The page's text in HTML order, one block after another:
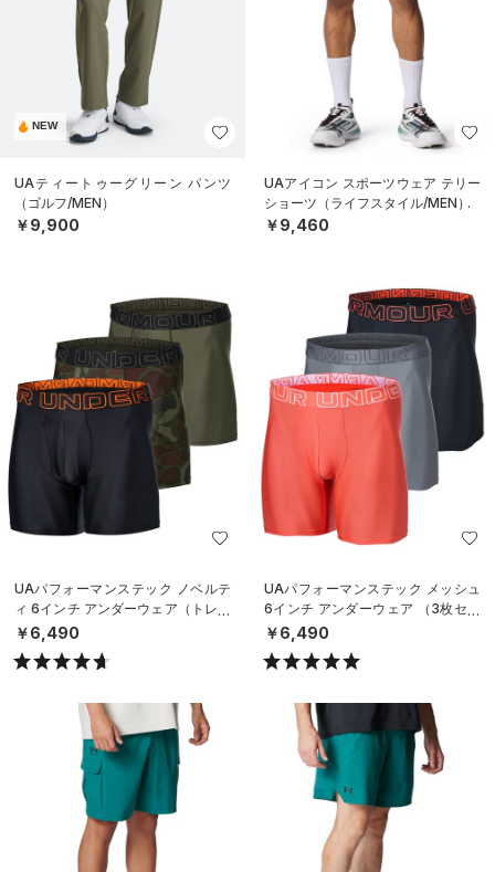
NEW
UAティートゥーグリーン パンツ
（ゴルフ/MEN）
￥9,900
UAアイコン スポーツウェア テリー
ショーツ（ライフスタイル/MEN）
￥9,460
UAパフォーマンステック ノベルテ
ィ 6インチ アンダーウェア（トレー
ニング/MEN）
￥6,490
UAパフォーマンステック メッシュ
6インチ アンダーウェア （3枚セッ
ト）（トレーニング/MEN）
￥6,490